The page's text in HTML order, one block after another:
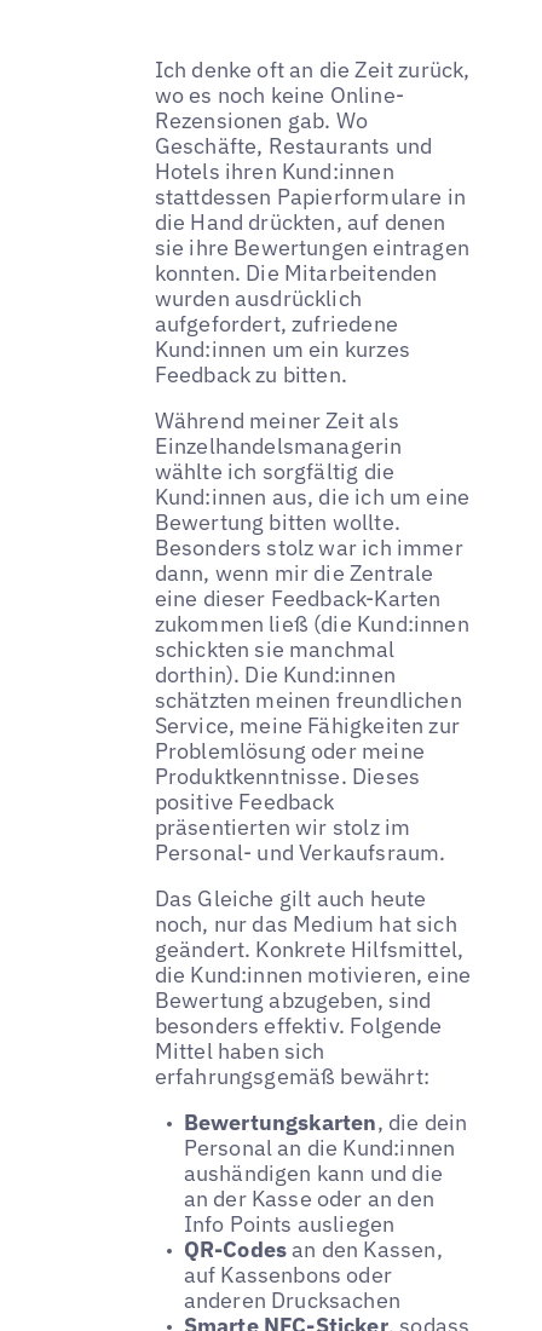
Ich denke oft an die Zeit zurück,
wo es noch keine Online-
Rezensionen gab. Wo
Geschäfte, Restaurants und
Hotels ihren Kund:innen
stattdessen Papierformulare in
die Hand drückten, auf denen
sie ihre Bewertungen eintragen
konnten. Die Mitarbeitenden
wurden ausdrücklich
aufgefordert, zufriedene
Kund:innen um ein kurzes
Feedback zu bitten.
Während meiner Zeit als
Einzelhandelsmanagerin
wählte ich sorgfältig die
Kund:innen aus, die ich um eine
Bewertung bitten wollte.
Besonders stolz war ich immer
dann, wenn mir die Zentrale
eine dieser Feedback-Karten
zukommen ließ (die Kund:innen
schickten sie manchmal
dorthin). Die Kund:innen
schätzten meinen freundlichen
Service, meine Fähigkeiten zur
Problemlösung oder meine
Produktkenntnisse. Dieses
positive Feedback
präsentierten wir stolz im
Personal- und Verkaufsraum.
Das Gleiche gilt auch heute
noch, nur das Medium hat sich
geändert. Konkrete Hilfsmittel,
die Kund:innen motivieren, eine
Bewertung abzugeben, sind
besonders effektiv. Folgende
Mittel haben sich
erfahrungsgemäß bewährt:
Bewertungskarten, die dein
Personal an die Kund:innen
aushändigen kann und die
an der Kasse oder an den
Info Points ausliegen
QR-Codesan den Kassen,
auf Kassenbons oder
anderen Drucksachen